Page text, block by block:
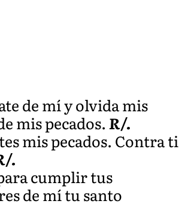
de mí y olvida mis
mis pecados.R/.
mis pecados. Contra ti
.
cumplir tus
de mí tu santo